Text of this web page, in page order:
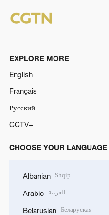
EXPLORE MORE
English
Français
Русский
CCTV+
CHOOSE YOUR LANGUAGE
Albanian Shqip
Arabic العربية
Belarusian Беларуская